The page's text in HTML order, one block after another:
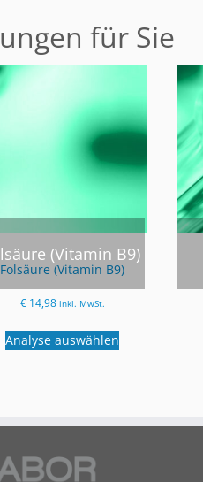
für Sie
(Vitamin B9)
Folsäure (Vitamin B9)
€14,98 inkl. MwSt.
Analyse auswählen